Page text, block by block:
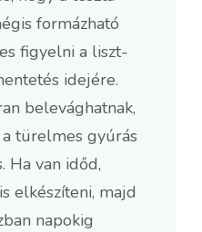
formázható
figyelni a liszt-
idejére.
belevághatnak,
a türelmes gyúrás
Ha van időd,
elkészíteni, majd
napokig